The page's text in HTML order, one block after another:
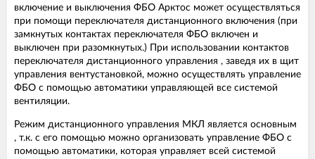
включение и выключения ФБО Арктос может осуществляться
при помощи переключателя дистанционного включения (при
замкнутых контактах переключателя ФБО включен и
выключен при разомкнутых.) При использовании контактов
переключателя дистанционного управления , заведя их в щит
управления вентустановкой, можно осуществлять управление
ФБО с помощью автоматики управляющей все системой
вентиляции.
Режим дистанционного управления МКЛ является основным
, т.к. с его помощью можно организовать управление ФБО с
помощью автоматики, которая управляет всей системой